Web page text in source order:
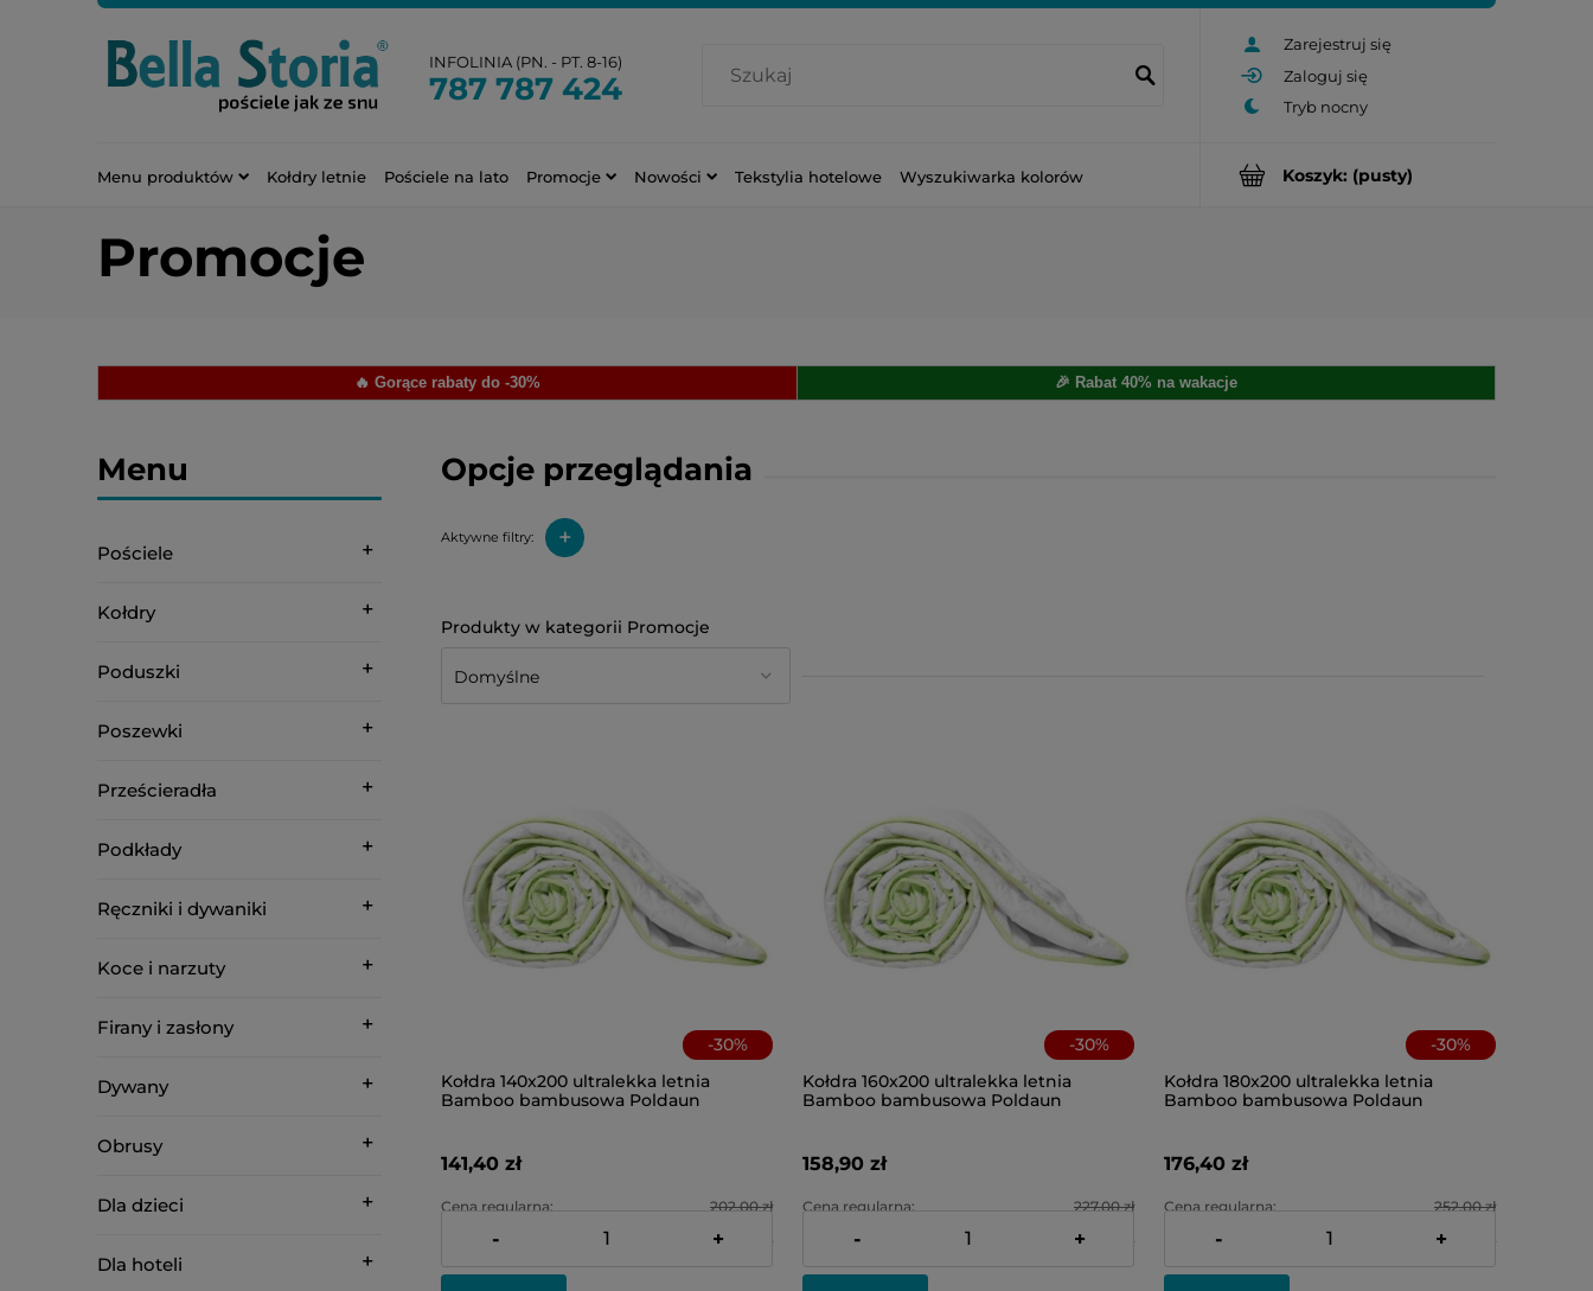
Zarejestruj się
Zaloguj się
INFOLINIA (PN. - PT. 8-16)
787 787 424
Koszyk: (pusty)
Menu produktów Kołdry letnie Pościele na lato Promocje Nowości Tekstylia hotelowe Wyszukiwarka kolorów
Promocje
🔥 Gorące rabaty do -30% 🎉 Rabat 40% na wakacje
Menu
Pościele
Kołdry
Poduszki
Poszewki
Prześcieradła
Podkłady
Ręczniki i dywaniki
Koce i narzuty
Firany i zasłony
Dywany
Obrusy
Dla dzieci
Dla hoteli
Opcje przeglądania
Aktywne filtry: +
Promocje
-30%
Kołdra 140x200 ultralekka letnia
Bamboo bambusowa Poldaun
141,40 zł
Cena regularna: 202,00 zł
Najniższa cena: 141,40 zł
- +
-30%
Kołdra 160x200 ultralekka letnia
Bamboo bambusowa Poldaun
158,90 zł
Cena regularna: 227,00 zł
Najniższa cena: 158,90 zł
- +
-30%
Kołdra 180x200 ultralekka letnia
Bamboo bambusowa Poldaun
176,40 zł
Cena regularna: 252,00 zł
Najniższa cena: 176,40 zł
- +